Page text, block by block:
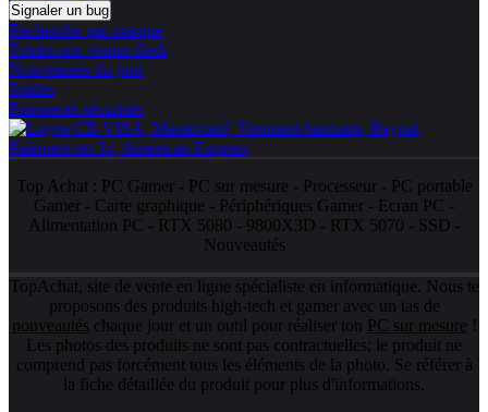
Signaler un bug
Recherche par marque
Toutes nos ventes flash
Nouveautés du jour
Soldes
Paiements sécurisés
Top Achat : PC Gamer- PC sur mesure - Processeur- PC portable
Gamer - Carte graphique - Périphériques Gamer - Ecran PC -
Alimentation PC - RTX 5080 - 9800X3D - RTX 5070 - SSD -
Nouveautés
TopAchat, site de vente en ligne spécialiste en informatique. Nous te
proposons des produits high-tech et gamer avec un tas de
nouveautés chaque jour et un outil pour réaliser ton PC sur mesure !
Les photos des produits ne sont pas contractuelles; le produit ne
comprend pas forcément tous les éléments de la photo. Se référer à
la fiche détaillée du produit pour plus d'informations.